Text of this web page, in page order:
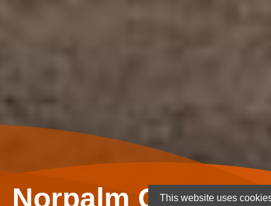
Norpalm Ghana
This website uses